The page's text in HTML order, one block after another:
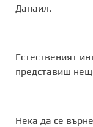
Данаил.
Естественият
представиш
Нека да се